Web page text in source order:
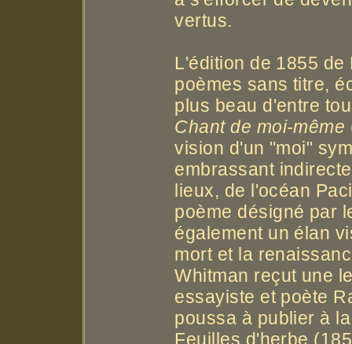
vertus.
L'édition de 1855
poèmes sans titre,
plus beau d'entre
Chant de moi-même
vision d'un "moi"
embrassant
lieux, de l'océan
poème désigné par
également un élan
mort et la
Whitman reçut une
essayiste et poète
poussa à publier à
Feuilles d'herbe